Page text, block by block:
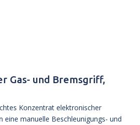
Gas- und Bremsgriff,
Konzentrat elektronischer
eine manuelle Beschleunigungs- und